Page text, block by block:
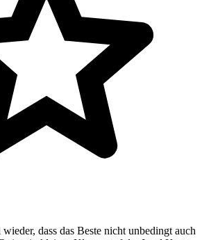
dass das Beste nicht unbedingt auch